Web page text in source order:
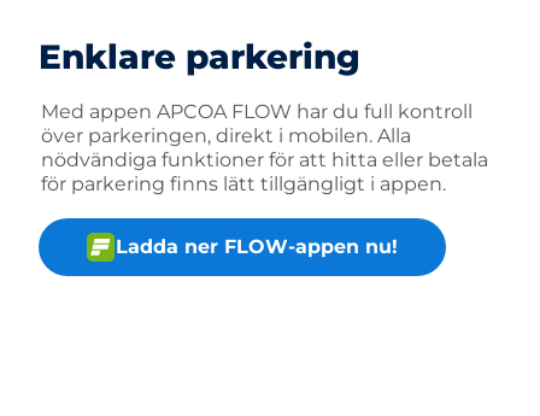
Enklare parkering
Med appen APCOA FLOW har du full kontroll
över parkeringen, direkt i mobilen. Alla
nödvändiga funktioner för att hitta eller betala
för parkering finns lätt tillgängligt i appen.
Ladda ner FLOW-appen nu!